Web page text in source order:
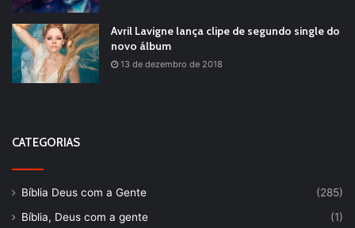
Avril Lavigne lança clipe de segundo single do
novo álbum
13 de dezembro de 2018
CATEGORIAS
Bíblia Deus com a Gente
(285)
Bíblia, Deus com a gente
(1)